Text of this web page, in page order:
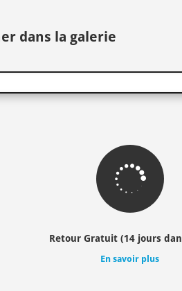
dans la galerie

Retour Gratuit (14 jours
En savoir plus